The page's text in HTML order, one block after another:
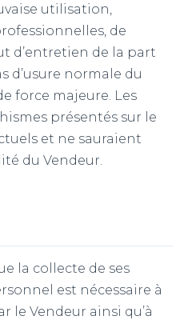
utilisation,
de
d’entretien de la part
d’usure normale du
force majeure. Les
présentés sur le
et ne sauraient
du Vendeur.
la collecte de ses
est nécessaire à
le Vendeur ainsi qu’à